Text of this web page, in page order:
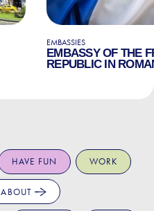
EMBASSIES
EMBASSY OF THE
REPUBLIC IN
HAVE FUN WORK
ABOUT